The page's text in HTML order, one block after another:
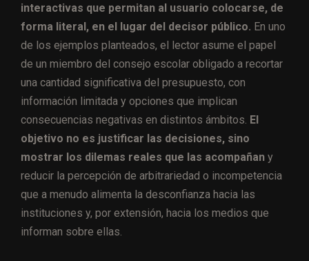
interactivas que permitan al usuario colocarse, de
forma literal, en el lugar del decisor público. En uno
de los ejemplos planteados, el lector asume el papel
de un miembro del consejo escolar obligado a recortar
una cantidad significativa del presupuesto, con
información limitada y opciones que implican
consecuencias negativas en distintos ámbitos. El
objetivo no es justificar las decisiones, sino
mostrar los dilemas reales que las acompañan y
reducir la percepción de arbitrariedad o incompetencia
que a menudo alimenta la desconfianza hacia las
instituciones y, por extensión, hacia los medios que
informan sobre ellas.